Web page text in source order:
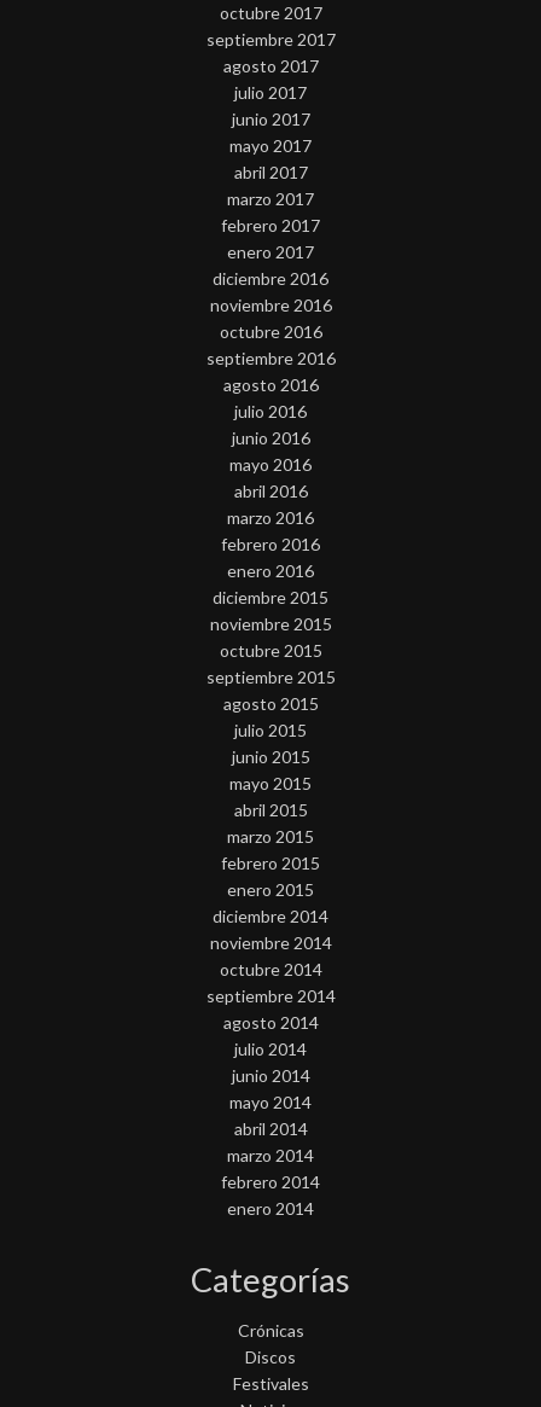
octubre 2017
septiembre 2017
agosto 2017
julio 2017
junio 2017
mayo 2017
abril 2017
marzo 2017
febrero 2017
enero 2017
diciembre 2016
noviembre 2016
octubre 2016
septiembre 2016
agosto 2016
julio 2016
junio 2016
mayo 2016
abril 2016
marzo 2016
febrero 2016
enero 2016
diciembre 2015
noviembre 2015
octubre 2015
septiembre 2015
agosto 2015
julio 2015
junio 2015
mayo 2015
abril 2015
marzo 2015
febrero 2015
enero 2015
diciembre 2014
noviembre 2014
octubre 2014
septiembre 2014
agosto 2014
julio 2014
junio 2014
mayo 2014
abril 2014
marzo 2014
febrero 2014
enero 2014
Categorías
Crónicas
Discos
Festivales